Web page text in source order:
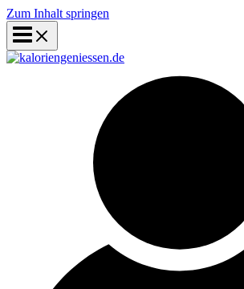
Zum Inhalt springen